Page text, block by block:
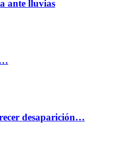
ante lluvias
desaparición…